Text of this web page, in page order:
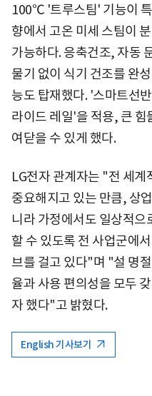
100℃ '트루스팀' 기능이
향에서 고온 미세 스팀이
가능하다. 응축건조, 자동
물기 없이 식기 건조를 완
능도 탑재했다. '스마트선
라이드 레일'을 적용, 큰 힘
여닫을 수 있게 했다.
LG전자 관계자는 "전 세
중요해지고 있는 만큼, 상
니라 가정에서도 일상적으
할 수 있도록 전 사업군에
브를 걸고 있다"며 "설 명
율과 사용 편의성을 모두
자 했다"고 밝혔다.
English 기사보기